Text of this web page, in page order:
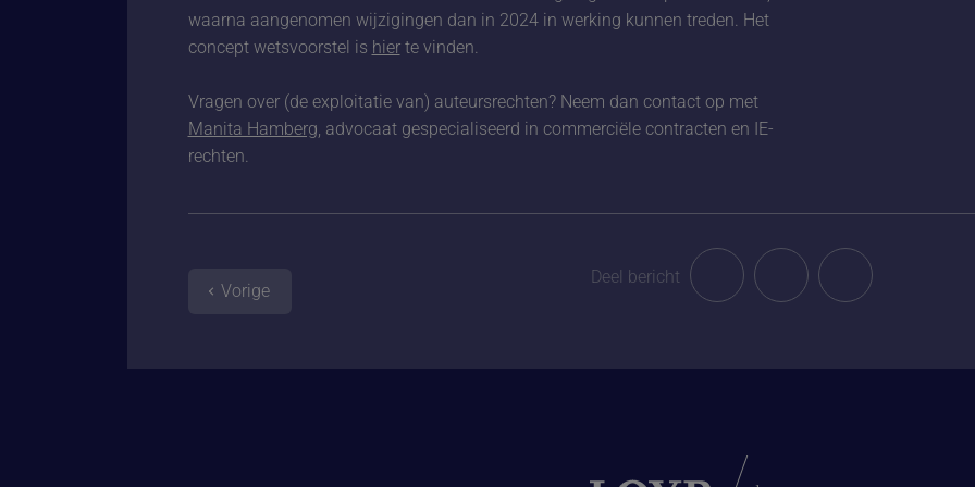
waarna aangenomen wijzigingen dan in 2024 in werking kunnen treden. Het
concept wetsvoorstel is hierte vinden.
Vragen over (de exploitatie van) auteursrechten? Neem dan contact op met
Manita Hamberg , advocaat gespecialiseerd in commerciële contracten en IE-
rechten.
Vorige
Deel bericht